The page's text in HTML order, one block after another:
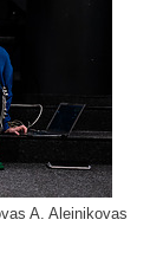
A. Aleinikovas